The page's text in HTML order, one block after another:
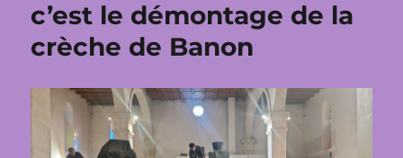
c’est le démontage de la
crèche de Banon